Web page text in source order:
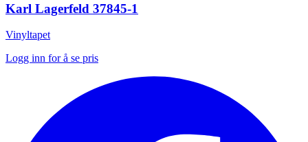
Karl Lagerfeld 37845-1
Vinyltapet
Logg inn for å se pris